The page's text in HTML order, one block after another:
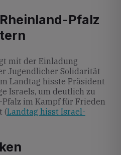
Pfalz
mit der Einladung
Jugendlicher Solidarität
Landtag hisste Präsident
Israels, um deutlich zu
im Kampf für Frieden
(Landtag hisst Israel-